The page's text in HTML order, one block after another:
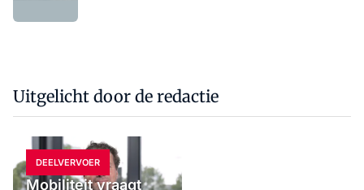
Uitgelicht door de redactie
DEELVERVOER
Mobiliteit vraagt